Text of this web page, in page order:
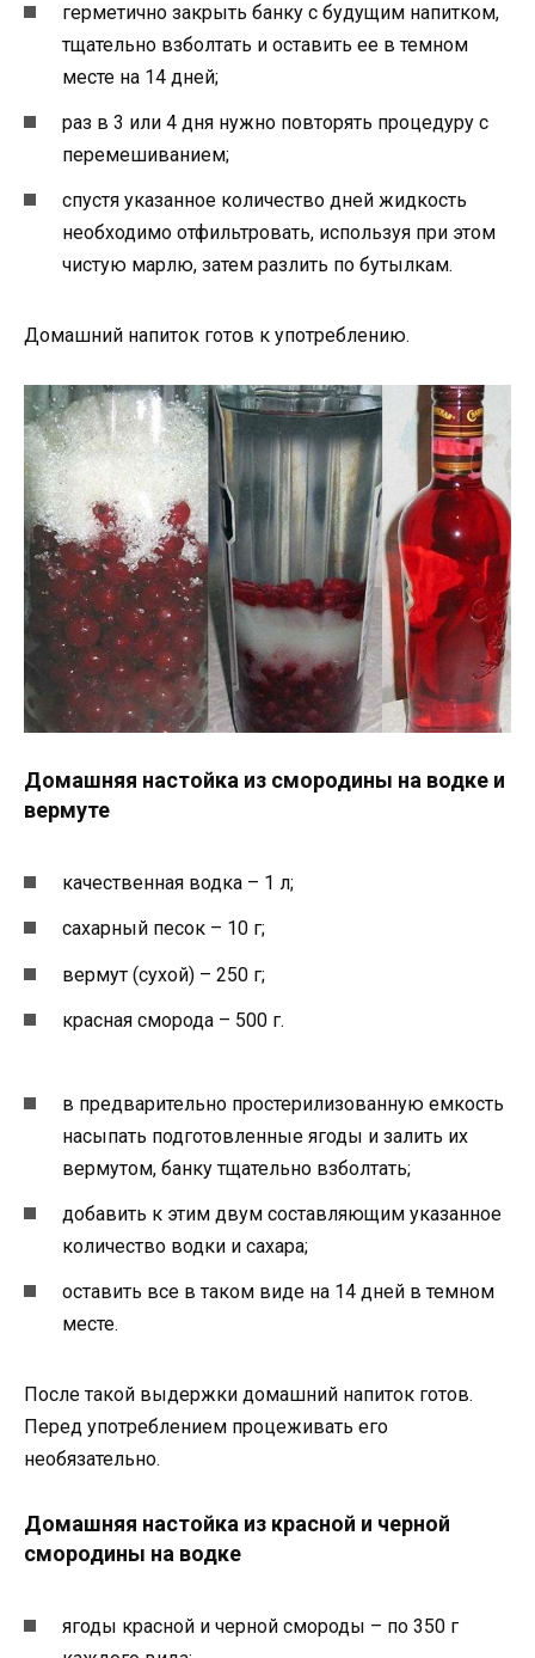
герметично закрыть банку с будущим напитком,
тщательно взболтать и оставить ее в темном
месте на 14 дней;
раз в 3 или 4 дня нужно повторять процедуру с
перемешиванием;
спустя указанное количество дней жидкость
необходимо отфильтровать, используя при этом
чистую марлю, затем разлить по бутылкам.
Домашний напиток готов к употреблению.
Домашняя настойка из смородины на водке и
вермуте
качественная водка – 1 л;
сахарный песок – 10 г;
вермут (сухой) – 250 г;
красная сморода – 500 г.
в предварительно простерилизованную емкость
насыпать подготовленные ягоды и залить их
вермутом, банку тщательно взболтать;
добавить к этим двум составляющим указанное
количество водки и сахара;
оставить все в таком виде на 14 дней в темном
месте.
После такой выдержки домашний напиток готов.
Перед употреблением процеживать его
необязательно.
Домашняя настойка из красной и черной
смородины на водке
ягоды красной и черной смороды – по 350 г